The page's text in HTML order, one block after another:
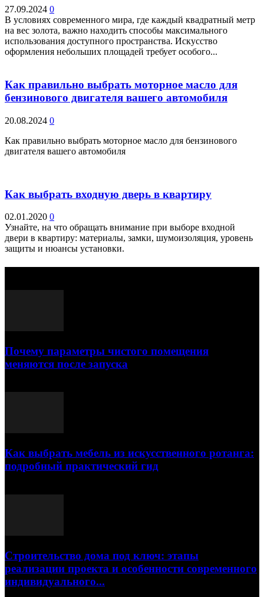
27.09.2024 0
В условиях современного мира, где каждый квадратный метр
на вес золота, важно находить способы максимального
использования доступного пространства. Искусство
оформления небольших площадей требует особого...
Как правильно выбрать моторное масло для
бензинового двигателя вашего автомобиля
20.08.2024 0
Как правильно выбрать моторное масло для бензинового
двигателя вашего автомобиля
Как выбрать входную дверь в квартиру
02.01.2020 0
Узнайте, на что обращать внимание при выборе входной
двери в квартиру: материалы, замки, шумоизоляция, уровень
защиты и нюансы установки.
Почему параметры чистого помещения
меняются после запуска
Как выбрать мебель из искусственного ротанга:
подробный практический гид
Строительство дома под ключ: этапы
реализации проекта и особенности современного
индивидуального...